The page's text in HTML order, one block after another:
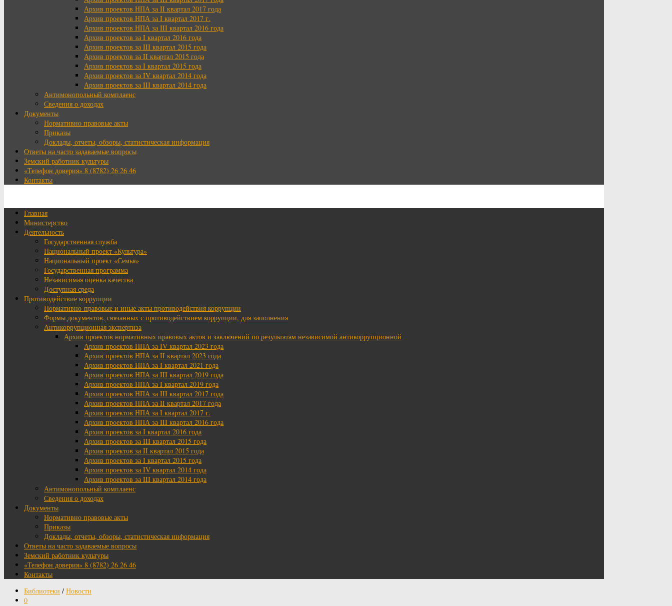
Архив проектов НПА за II квартал 2017 года
Архив проектов НПА за I квартал 2017 г.
Архив проектов НПА за III квартал 2016 года
Архив проектов за I квартал 2016 года
Архив проектов за III квартал 2015 года
Архив проектов за II квартал 2015 года
Архив проектов за I квартал 2015 года
Архив проектов за IV квартал 2014 года
Архив проектов за III квартал 2014 года
Антимонопольный комплаенс
Сведения о доходах
Документы
Нормативно правовые акты
Приказы
Доклады, отчеты, обзоры, статистическая информация
Ответы на часто задаваемые вопросы
Земский работник культуры
«Телефон доверия» 8 (8782) 26 26 46
Контакты
Главная
Министерство
Деятельность
Государственная служба
Национальный проект «Культура»
Национальный проект «Семья»
Государственная программа
Независимая оценка качества
Доступная среда
Противодействие коррупции
Нормативно-правовые и иные акты противодействия коррупции
Формы документов, связанных с противодействием коррупции, для заполнения
Антикоррупционная экспертиза
Архив проектов нормативных правовых актов и заключений по результатам независимой антикоррупционной
Архив проектов НПА за IV квартал 2023 года
Архив проектов НПА за II квартал 2023 года
Архив проектов НПА за I квартал 2021 года
Архив проектов НПА за III квартал 2019 года
Архив проектов НПА за I квартал 2019 года
Архив проектов НПА за III квартал 2017 года
Архив проектов НПА за II квартал 2017 года
Архив проектов НПА за I квартал 2017 г.
Архив проектов НПА за III квартал 2016 года
Архив проектов за I квартал 2016 года
Архив проектов за III квартал 2015 года
Архив проектов за II квартал 2015 года
Архив проектов за I квартал 2015 года
Архив проектов за IV квартал 2014 года
Архив проектов за III квартал 2014 года
Антимонопольный комплаенс
Сведения о доходах
Документы
Нормативно правовые акты
Приказы
Доклады, отчеты, обзоры, статистическая информация
Ответы на часто задаваемые вопросы
Земский работник культуры
«Телефон доверия» 8 (8782) 26 26 46
Контакты
Библиотеки / Новости
0